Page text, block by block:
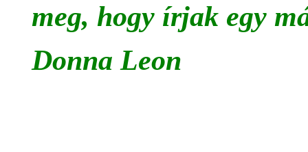
meg, hogy írjak egy
Donna Leon